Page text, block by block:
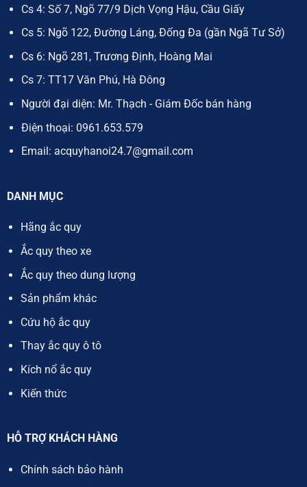
Cs 4: Số 7, Ngõ 77/9 Dịch Vọng Hậu, Cầu Giấy
Cs 5: Ngõ 122, Đường Láng, Đống Đa (gần Ngã Tư Sở)
Cs 6: Ngõ 281, Trương Định, Hoàng Mai
Cs 7: TT17 Văn Phú, Hà Đông
Người đại diện: Mr. Thạch - Giám Đốc bán hàng
Điện thoại: 0961.653.579
Email: acquyhanoi24.7@gmail.com
DANH MỤC
Hãng ắc quy
Ắc quy theo xe
Ắc quy theo dung lượng
Sản phẩm khác
Cứu hộ ắc quy
Thay ắc quy ô tô
Kích nổ ắc quy
Kiến thức
HỖ TRỢ KHÁCH HÀNG
Chính sách bảo hành